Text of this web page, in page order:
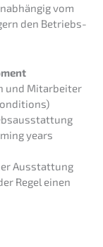
vom
den Betriebs­
und Mitarbeiter
years
Ausstat­tung
Regel einen